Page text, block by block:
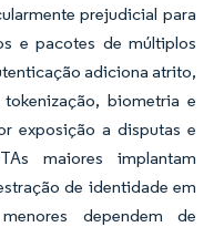
prejudicial para
e pacotes de múltiplos
adiciona atrito,
biometria e
exposição a disputas e
maiores implantam
de identidade em
dependem de